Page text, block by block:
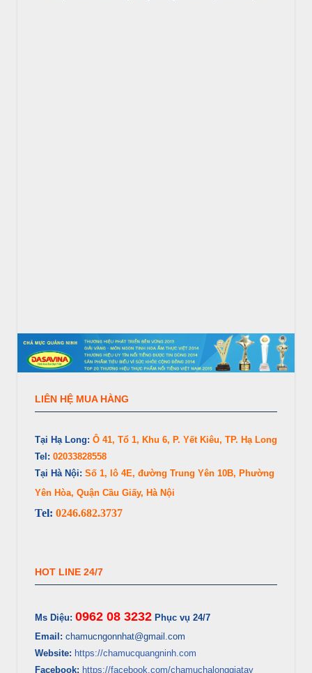
LIÊN HỆ MUA HÀNG
Tại Hạ Long: Ô 41, Tổ 1, Khu 6, P. Yết Kiêu, TP. Hạ Long
Tel: 02033828558
Tại Hà Nội: Số 1, lô 4E, đường Trung Yên 10B, Phường
Yên Hòa, Quận Cầu Giấy, Hà Nội
Tel: 0246.682.3737
HOT LINE 24/7
Ms Diệu: 0962 08 3232 Phục vụ 24/7
Email: chamucngonnhat@gmail.com
Website: https://chamucquangninh.com
Facebook: https://facebook.com/chamuchalonggiatay